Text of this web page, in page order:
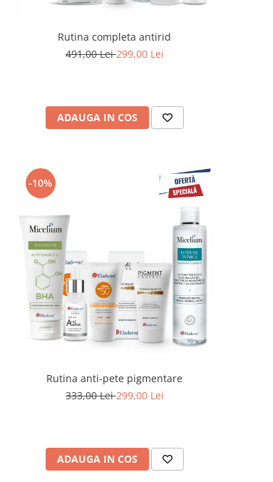
Rutina completa antirid
491,00 Lei299,00 Lei
ADAUGA IN COS
-10%
Rutina anti-pete pigmentare
333,00 Lei299,00 Lei
ADAUGA IN COS